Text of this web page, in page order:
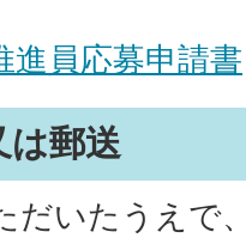
進員応募申請書
は郵送
だいたうえで